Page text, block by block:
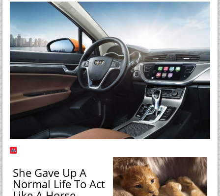
She Gave Up A
Normal Life To Act